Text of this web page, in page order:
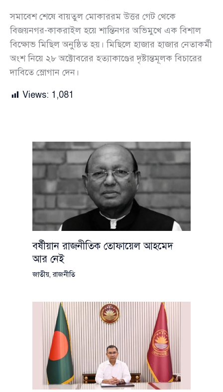
সমাবেশ শেষে বায়তুল মোকাররম উত্তর গেট থেকে
বিজয়নগর-কাকরাইল হয়ে শান্তিনগর অভিমুখে এক বিশাল
বিক্ষোভ মিছিল অনুষ্ঠিত হয়। মিছিলে হাজার হাজার নেতাকর্মী
অংশ নিয়ে ২৮ অক্টোবরের হত্যাকাণ্ডের দৃষ্টান্তমূলক বিচারের
দাবিতে স্লোগান দেন।
Views: 1,081
বর্ষীয়ান রাজনীতিক তোফায়েল আহমেদ
আর নেই
জাতীয়,রাজনীতি